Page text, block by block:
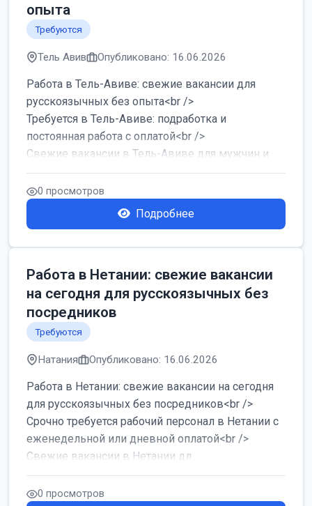
опыта
Требуются
Тель Авив Опубликовано: 16.06.2026
Работа в Тель-Авиве: свежие вакансии для
русскоязычных без опыта<br />
Требуется в Тель-Авиве: подработка и
постоянная работа с оплатой<br />
Свежие вакансии в Тель-Авиве для мужчин и
женщин от хозя...
0 просмотров
Подробнее
Работа в Нетании: свежие вакансии
на сегодня для русскоязычных без
посредников
Требуются
Натания Опубликовано: 16.06.2026
Работа в Нетании: свежие вакансии на сегодня
для русскоязычных без посредников<br />
Срочно требуется рабочий персонал в Нетании с
еженедельной или дневной оплатой<br />
Свежие вакансии в Нетании дл...
0 просмотров